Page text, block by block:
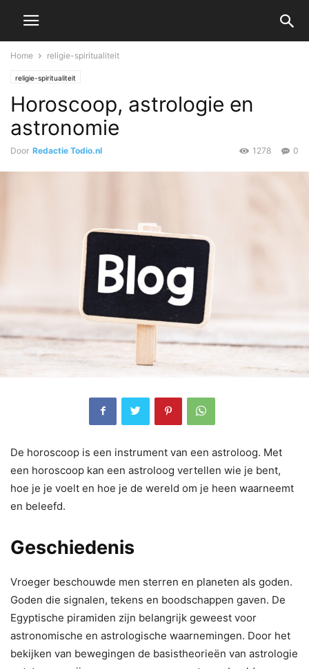
Home religie-spiritualiteit
religie-spiritualiteit
Horoscoop, astrologie en
astronomie
Door Redactie Todio.nl 0
1278
De horoscoop is een instrument van een astroloog. Met
een horoscoop kan een astroloog vertellen wie je bent,
hoe je je voelt en hoe je de wereld om je heen waarneemt
en beleefd.
Geschiedenis
Vroeger beschouwde men sterren en planeten als goden.
Goden die signalen, tekens en boodschappen gaven. De
Egyptische piramiden zijn belangrijk geweest voor
astronomische en astrologische waarnemingen. Door het
bekijken van bewegingen de basistheorieën van astrologie